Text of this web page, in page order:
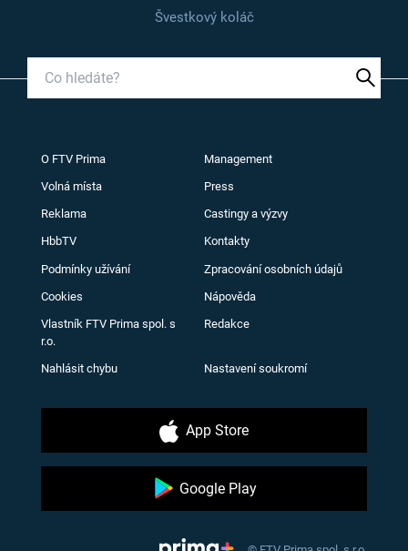
Švestkový koláč
O FTV Prima Management
Volná místa Press
Reklama Castingy a výzvy
HbbTV Kontakty
Podmínky užívání Zpracování osobních údajů
Cookies Nápověda
Vlastník FTV Prima spol. s
r.o.
Redakce
Nahlásit chybu Nastavení soukromí
App Store
Google Play